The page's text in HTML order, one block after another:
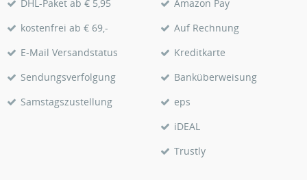
DHL-Paket ab € 5,95
kostenfrei ab € 69,-
E-Mail Versandstatus
Sendungsverfolgung
Samstagszustellung
Amazon Pay
Auf Rechnung
Kreditkarte
Banküberweisung
eps
iDEAL
Trustly